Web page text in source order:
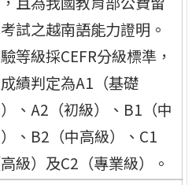
試之越南語能力證明。
等級採CEFR分級標準，
績判定為A1（基礎
、A2（初級）、B1（中
、B2（中高級）、C1
高級）及C2（專業級）。